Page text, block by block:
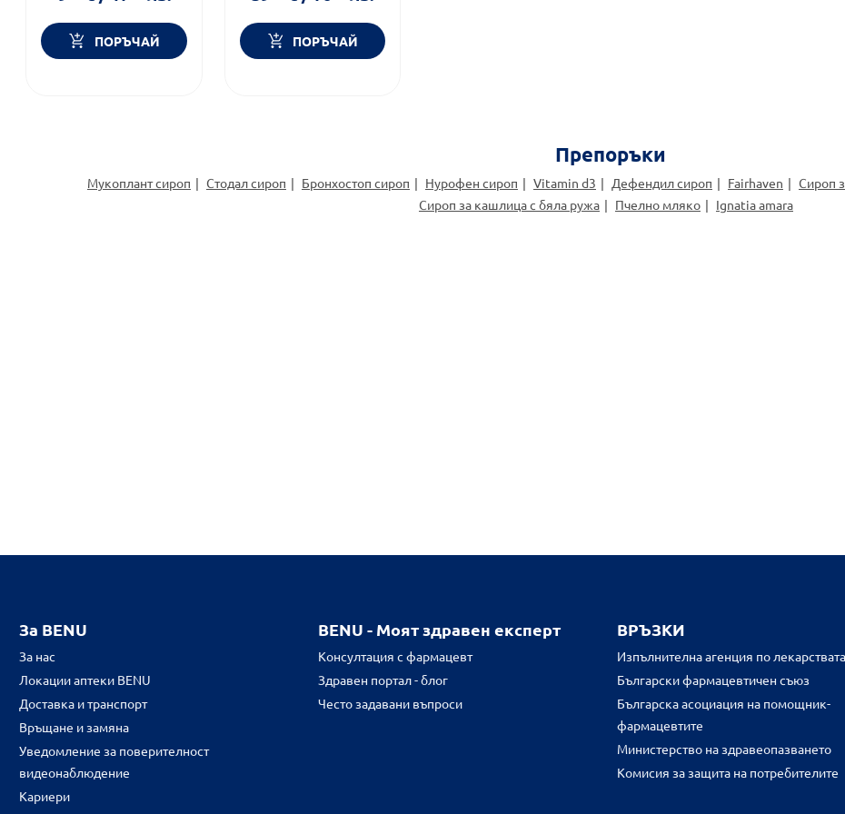
ПОРЪЧАЙ ПОРЪЧАЙ
Препоръки
Мукоплант сироп Стодал сироп Бронхостоп сироп Нурофен сироп Vitamin d3 Дефендил сироп Fairhaven Сироп
Сироп за кашлица с бяла ружа
Пчелно мляко Ignatia amara
За BENU
За нас
Локации аптеки BENU
Доставка и транспорт
Връщане и замяна
Уведомление за поверителност
видеонаблюдение
Кариери
BENU - Моят здравен експерт
Консултация с фармацевт
Здравен портал - блог
Често задавани въпроси
ВРЪЗКИ
Изпълнителна агенция по лекарствата
Български фармацевтичен съюз
Българска асоциация на помощник-
фармацевтите
Министерство на здравеопазването
Комисия за защита на потребителите